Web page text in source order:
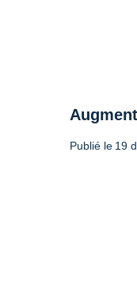
Publié le 19